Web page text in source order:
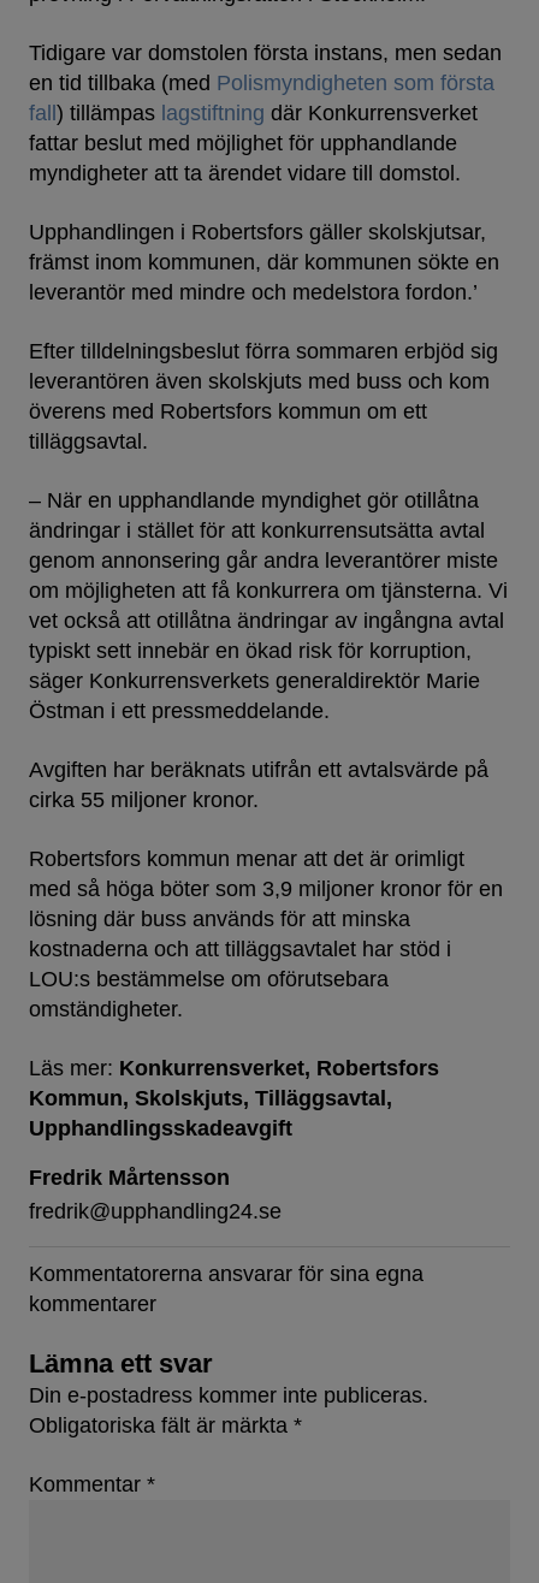
Tidigare var domstolen första instans, men sedan
en tid tillbaka (med Polismyndigheten som första
fall ) tillämpas lagstiftning där Konkurrensverket
fattar beslut med möjlighet för upphandlande
myndigheter att ta ärendet vidare till domstol.
Upphandlingen i Robertsfors gäller skolskjutsar,
främst inom kommunen, där kommunen sökte en
leverantör med mindre och medelstora fordon.’
Efter tilldelningsbeslut förra sommaren erbjöd sig
leverantören även skolskjuts med buss och kom
överens med Robertsfors kommun om ett
tilläggsavtal.
– När en upphandlande myndighet gör otillåtna
ändringar i stället för att konkurrensutsätta avtal
genom annonsering går andra leverantörer miste
om möjligheten att få konkurrera om tjänsterna. Vi
vet också att otillåtna ändringar av ingångna avtal
typiskt sett innebär en ökad risk för korruption,
säger Konkurrensverkets generaldirektör Marie
Östman i ett pressmeddelande.
Avgiften har beräknats utifrån ett avtalsvärde på
cirka 55 miljoner kronor.
Robertsfors kommun menar att det är orimligt
med så höga böter som 3,9 miljoner kronor för en
lösning där buss används för att minska
kostnaderna och att tilläggsavtalet har stöd i
LOU:s bestämmelse om oförutsebara
omständigheter.
Läs mer: Konkurrensverket Robertsfors
Kommun Skolskjuts Tilläggsavtal
Upphandlingsskadeavgift
Fredrik Mårtensson
fredrik@upphandling24.se
Kommentatorerna ansvarar för sina egna
kommentarer
Lämna ett svar
Din e-postadress kommer inte publiceras.
Obligatoriska fält är märkta *
Kommentar *